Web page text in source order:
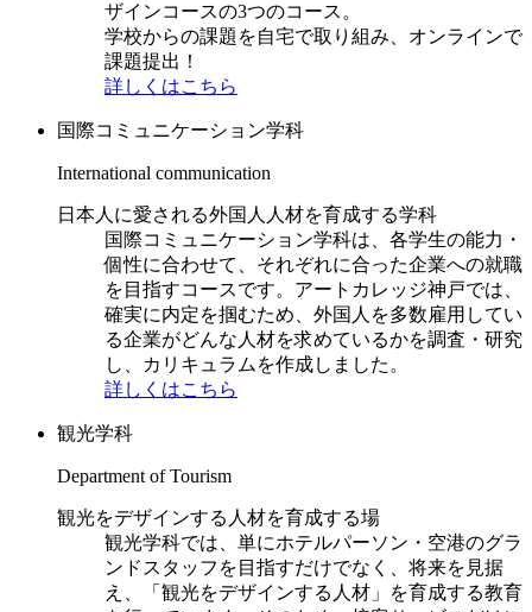
ザインコースの3つのコース。
学校からの課題を自宅で取り組み、オンラインで
課題提出！
詳しくはこちら
国際コミュニケーション学科
International communication
日本人に愛される外国人人材を育成する学科
国際コミュニケーション学科は、各学生の能力・
個性に合わせて、それぞれに合った企業への就職
を目指すコースです。アートカレッジ神戸では、
確実に内定を掴むため、外国人を多数雇用してい
る企業がどんな人材を求めているかを調査・研究
し、カリキュラムを作成しました。
詳しくはこちら
観光学科
Department of Tourism
観光をデザインする人材を育成する場
観光学科では、単にホテルパーソン・空港のグラ
ンドスタッフを目指すだけでなく、将来を見据
え、「観光をデザインする人材」を育成する教育